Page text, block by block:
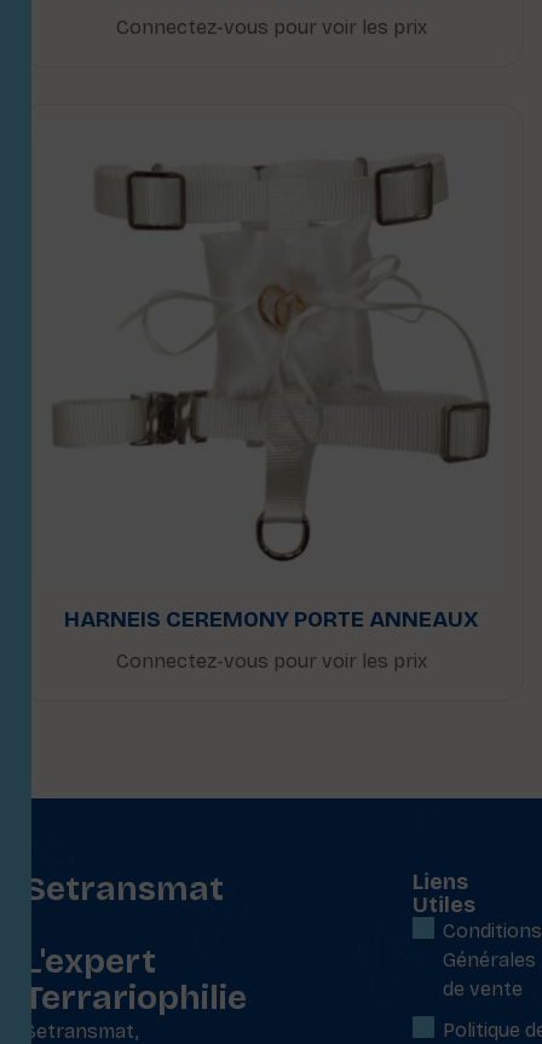
Connectez-vous pour voir les prix
HARNEIS CEREMONY PORTE ANNEAUX
Connectez-vous pour voir les prix
Setransmat
L'expert
Terrariophilie
Setransmat,
Liens
Utiles
Conditions
Générales
de vente
Politique